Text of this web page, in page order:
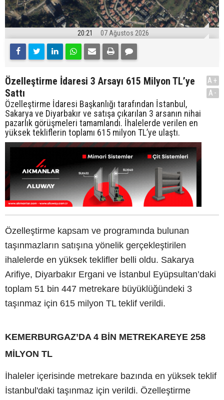
20:21 07 Ağustos 2026
Özelleştirme İdaresi 3 Arsayı 615 Milyon TL’ye
Sattı
Özelleştirme İdaresi Başkanlığı tarafından İstanbul,
Sakarya ve Diyarbakır ve satışa çıkarılan 3 arsanın nihai
pazarlık görüşmeleri tamamlandı. İhalelerde verilen en
yüksek tekliflerin toplamı 615 milyon TL’ye ulaştı.
A+
A-
Özelleştirme kapsam ve programında bulunan
taşınmazların satışına yönelik gerçekleştirilen
ihalelerde en yüksek teklifler belli oldu. Sakarya
Arifiye, Diyarbakır Ergani ve İstanbul Eyüpsultan’daki
toplam 51 bin 447 metrekare büyüklüğündeki 3
taşınmaz için 615 milyon TL teklif verildi.
KEMERBURGAZ’DA 4 BİN METREKAREYE 258
MİLYON TL
İhaleler içerisinde metrekare bazında en yüksek teklif
İstanbul'daki taşınmaz için verildi. Özelleştirme